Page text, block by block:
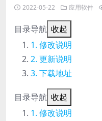
2022-05-22 应用软件
目录导航 收起
修改说明
更新说明
下载地址
目录导航 收起
修改说明